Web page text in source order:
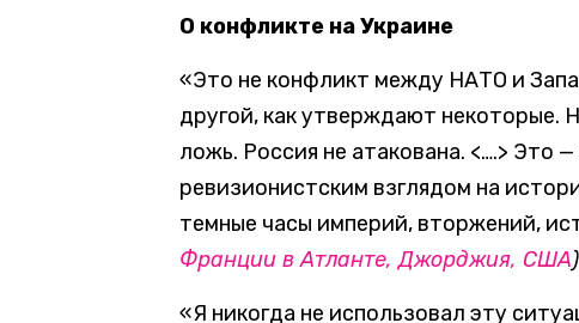
О конфликте на Украине
«Это не конфликт между НАТО и
другой, как утверждают некоторые.
ложь. Россия не атакована. <….> Это
ревизионистским взглядом на
темные часы империй, вторжений,
Франции в Атланте, Джорджия, США)
«Я никогда не использовал эту